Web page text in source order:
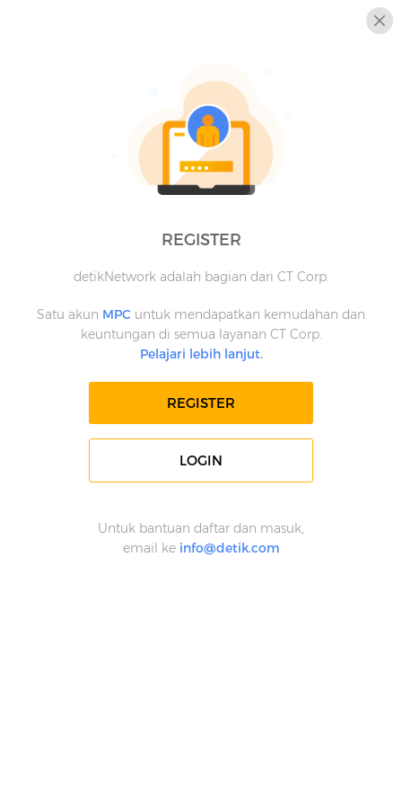
REGISTER
detikNetwork adalah bagian dari CT Corp.
Satu akun MPC untuk mendapatkan kemudahan dan
keuntungan di semua layanan CT Corp.
Pelajari lebih lanjut.
REGISTER
LOGIN
Untuk bantuan daftar dan masuk,
email ke info@detik.com